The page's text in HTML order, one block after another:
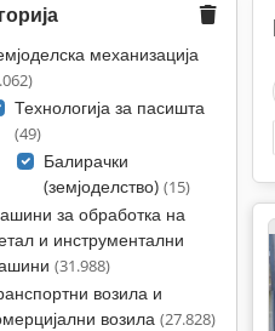
механизација
Технологија за пасишта
(49)
Балирачки
(земјоделство) (15)
за обработка на
и инструментални
(31.988)
возила и
возила (27.828)